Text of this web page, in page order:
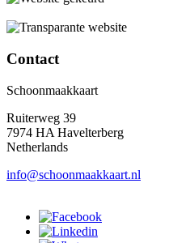
Contact
Schoonmaakkaart
Ruiterweg 39
7974 HA Havelterberg
Netherlands
info@schoonmaakkaart.nl